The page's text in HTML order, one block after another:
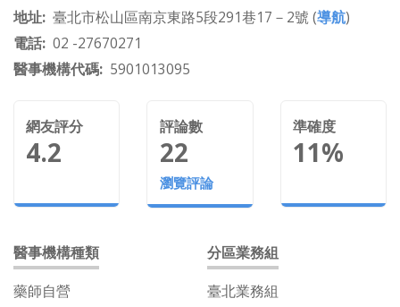
地址 臺北市松山區南京東路5段291巷17－2號 (導航)
電話 02 -27670271
醫事機構代碼 5901013095
網友評分
4.2
評論數
22
瀏覽評論
準確度
11%
醫事機構種類
藥師自營
分區業務組
臺北業務組